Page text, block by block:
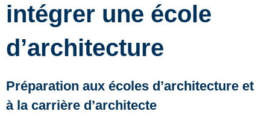
intégrer une école
d’architecture
Préparation aux écoles d’architecture et
à la carrière d’architecte